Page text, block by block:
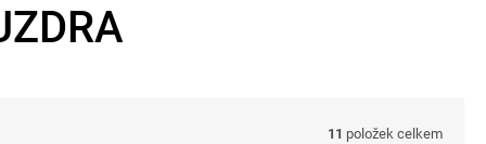
11 položek celkem